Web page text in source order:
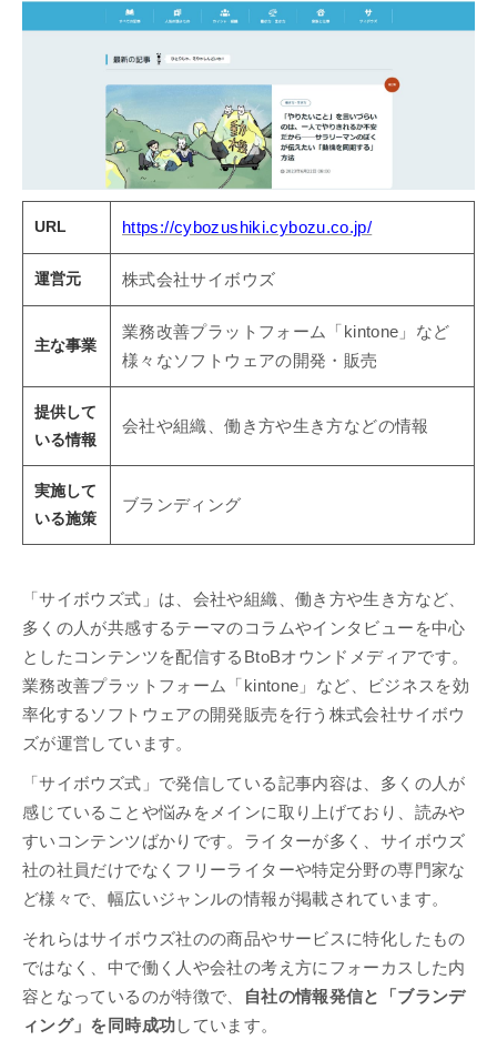
URL https://cybozushiki.cybozu.co.jp/
運営元 株式会社サイボウズ
主な事業
業務改善プラットフォーム「kintone」など
様々なソフトウェアの開発・販売
提供して
いる情報
会社や組織、働き方や生き方などの情報
実施して
いる施策
ブランディング
「サイボウズ式」は、会社や組織、働き方や生き方など、
多くの人が共感するテーマのコラムやインタビューを中心
としたコンテンツを配信するBtoBオウンドメディアです。
業務改善プラットフォーム「kintone」など、ビジネスを効
率化するソフトウェアの開発販売を行う株式会社サイボウ
ズが運営しています。
「サイボウズ式」で発信している記事内容は、多くの人が
感じていることや悩みをメインに取り上げており、読みや
すいコンテンツばかりです。ライターが多く、サイボウズ
社の社員だけでなくフリーライターや特定分野の専門家な
ど様々で、幅広いジャンルの情報が掲載されています。
それらはサイボウズ社のの商品やサービスに特化したもの
ではなく、中で働く人や会社の考え方にフォーカスした内
容となっているのが特徴で、
自社の情報発信と「ブランデ
ィング」を同時成功しています。